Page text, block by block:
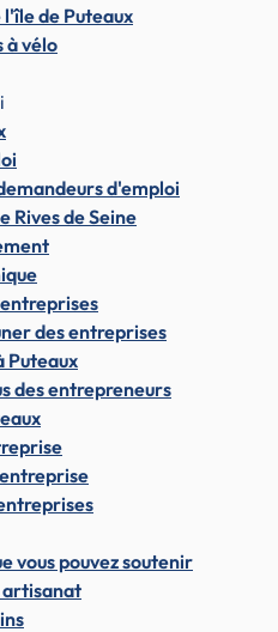
de Puteaux
à vélo
d'emploi
Rives de Seine
des entreprises
Puteaux
des entrepreneurs
vous pouvez soutenir
artisanat